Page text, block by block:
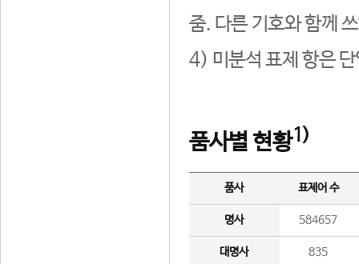
줌. 다른 기호와 함께
4) 미분석 표제 항은
품사별 현황1)
품사 표제어 수
명사 584657
대명사 835